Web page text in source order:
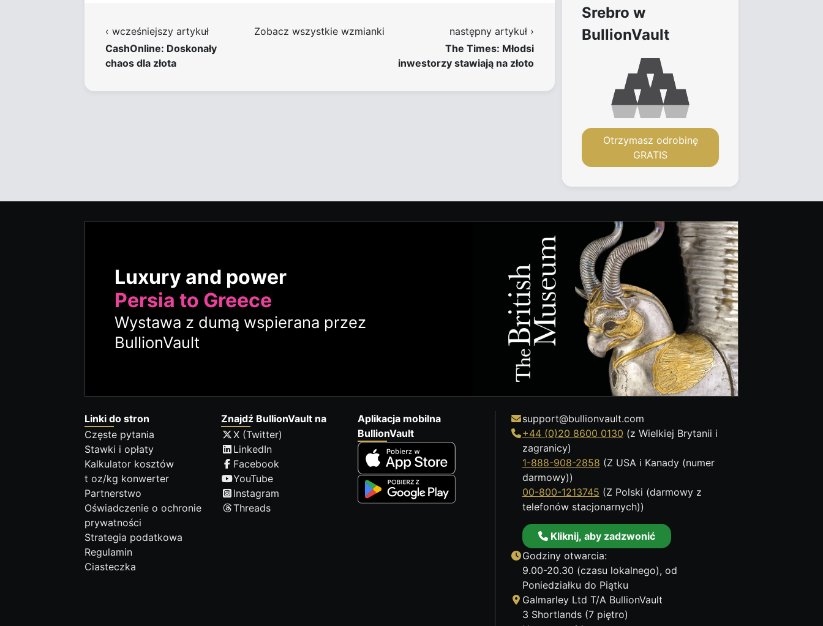
‹ wcześniejszy artykuł
CashOnline: Doskonały
chaos dla złota
Zobacz wszystkie wzmianki
następny artykuł ›
The Times: Młodsi
inwestorzy stawiają na złoto
Srebro w
BullionVault
Otrzymasz odrobinę
GRATIS
Luxury and power
Persia to Greece
Wystawa z dumą wspierana przez
BullionVault
Linki do stron
Częste pytania
Stawki i opłaty
Kalkulator kosztów
t oz/kg konwerter
Partnerstwo
Oświadczenie o ochronie
prywatności
Strategia podatkowa
Regulamin
Ciasteczka
Znajdź BullionVault na
X (Twitter)
LinkedIn
Facebook
YouTube
Instagram
Threads
Aplikacja mobilna
BullionVault
support@bullionvault.com
+44 (0)20 8600 0130 (z Wielkiej Brytanii i
zagranicy)
1-888-908-2858 (Z USA i Kanady (numer
darmowy))
00-800-1213745 (Z Polski (darmowy z
telefonów stacjonarnych))
Kliknij, aby zadzwonić
Godziny otwarcia:
9.00-20.30 (czasu lokalnego), od
Poniedziałku do Piątku
Galmarley Ltd T/A BullionVault
3 Shortlands (7 piętro)